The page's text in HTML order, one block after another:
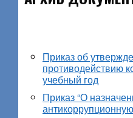
Приказ об
противодействию
учебный год
Приказ “О